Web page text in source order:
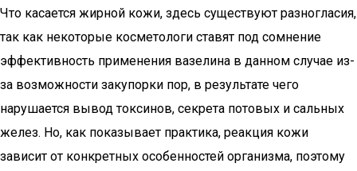
Что касается жирной кожи, здесь существуют разногласия,
так как некоторые косметологи ставят под сомнение
эффективность применения вазелина в данном случае из-
за возможности закупорки пор, в результате чего
нарушается вывод токсинов, секрета потовых и сальных
желез. Но, как показывает практика, реакция кожи
зависит от конкретных особенностей организма, поэтому